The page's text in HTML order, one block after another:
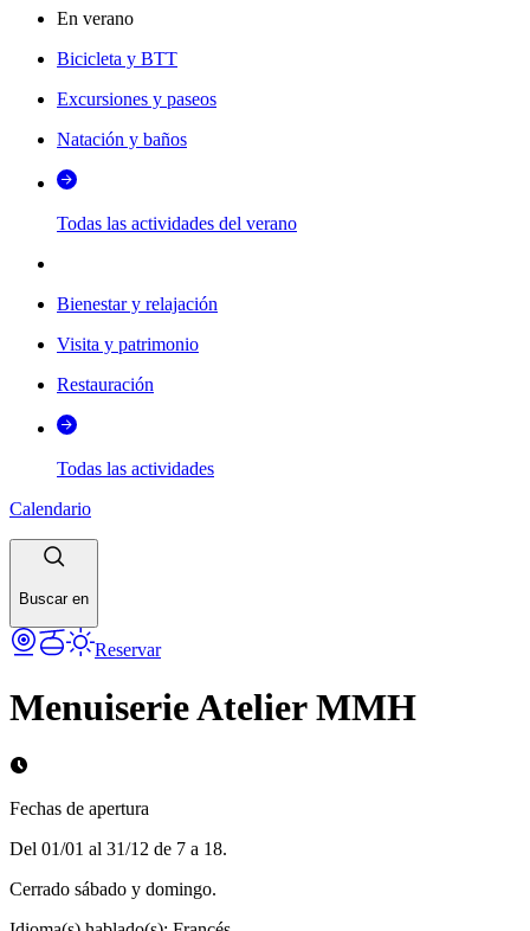
En verano
Bicicleta y BTT
Excursiones y paseos
Natación y baños
Todas las actividades del verano
Bienestar y relajación
Visita y patrimonio
Restauración
Todas las actividades
Calendario
Buscar en
Reservar
Menuiserie Atelier MMH
Fechas de apertura
Del 01/01 al 31/12 de 7 a 18.
Cerrado sábado y domingo.